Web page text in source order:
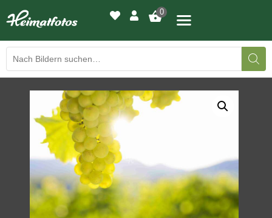
0
BILDERGALERIE
DRUCKQUALITÄTEN
LED-LEUCHTBILDER
WIR DRUCKEN IHR BILD
AUSSTELLUNGEN